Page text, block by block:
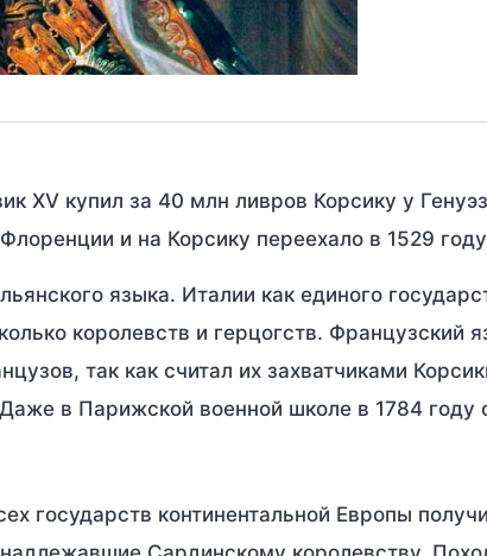
XV купил за 40 млн ливров Корсику у
и на Корсику переехало в 1529
языка. Италии как единого
королевств и герцогств. Французский
так как считал их захватчиками
в Парижской военной школе в 1784 году
государств континентальной Европы